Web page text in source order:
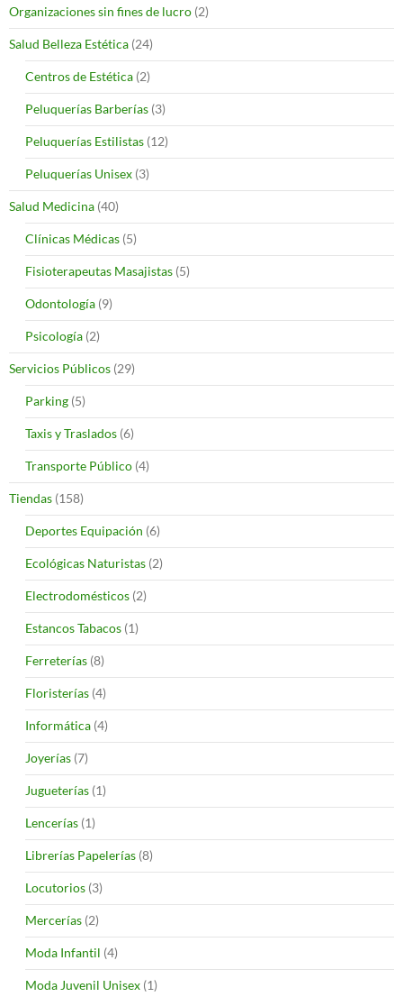
Organizaciones sin fines de lucro (2)
Salud Belleza Estética (24)
Centros de Estética (2)
Peluquerías Barberías (3)
Peluquerías Estilistas (12)
Peluquerías Unisex (3)
Salud Medicina (40)
Clínicas Médicas (5)
Fisioterapeutas Masajistas (5)
Odontología (9)
Psicología (2)
Servicios Públicos (29)
Parking (5)
Taxis y Traslados (6)
Transporte Público (4)
Tiendas (158)
Deportes Equipación (6)
Ecológicas Naturistas (2)
Electrodomésticos (2)
Estancos Tabacos (1)
Ferreterías (8)
Floristerías (4)
Informática (4)
Joyerías (7)
Jugueterías (1)
Lencerías (1)
Librerías Papelerías (8)
Locutorios (3)
Mercerías (2)
Moda Infantil (4)
Moda Juvenil Unisex (1)